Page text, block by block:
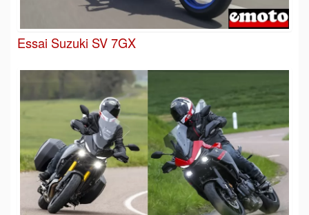
Essai Suzuki SV 7GX